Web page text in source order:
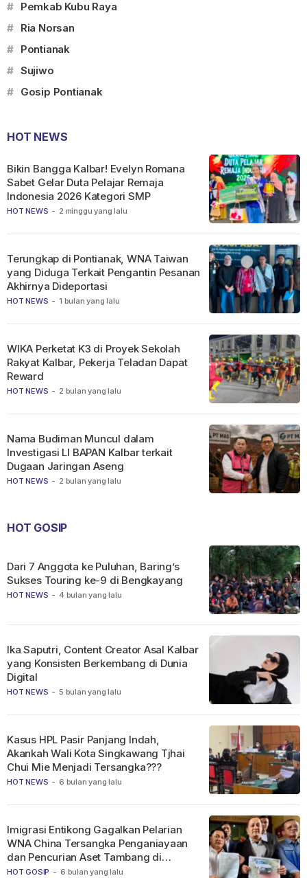
# Pemkab Kubu Raya
# Ria Norsan
# Pontianak
# Sujiwo
# Gosip Pontianak
HOT NEWS
HOT NEWS - 2 minggu yang lalu
Bikin Bangga Kalbar! Evelyn Romana
Sabet Gelar Duta Pelajar Remaja
Indonesia 2026 Kategori SMP
HOT NEWS - 1 bulan yang lalu
Terungkap di Pontianak, WNA Taiwan
yang Diduga Terkait Pengantin Pesanan
Akhirnya Dideportasi
HOT NEWS - 2 bulan yang lalu
WIKA Perketat K3 di Proyek Sekolah
Rakyat Kalbar, Pekerja Teladan Dapat
Reward
HOT NEWS - 2 bulan yang lalu
Nama Budiman Muncul dalam
Investigasi LI BAPAN Kalbar terkait
Dugaan Jaringan Aseng
HOT GOSIP
HOT NEWS - 4 bulan yang lalu
Dari 7 Anggota ke Puluhan, Baring’s
Sukses Touring ke-9 di Bengkayang
HOT NEWS - 5 bulan yang lalu
Ika Saputri, Content Creator Asal Kalbar
yang Konsisten Berkembang di Dunia
Digital
HOT NEWS - 6 bulan yang lalu
Kasus HPL Pasir Panjang Indah,
Akankah Wali Kota Singkawang Tjhai
Chui Mie Menjadi Tersangka???
HOT GOSIP - 6 bulan yang lalu
Imigrasi Entikong Gagalkan Pelarian
WNA China Tersangka Penganiayaan
dan Pencurian Aset Tambang di
Ketapang